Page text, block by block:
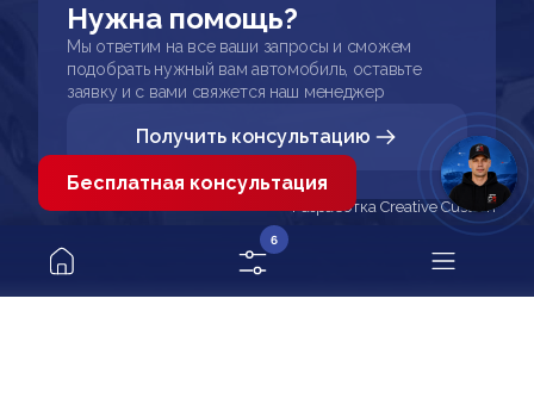
Нужна помощь?
Мы ответим на все ваши запросы и сможем
подобрать нужный вам автомобиль, оставьте
заявку и с вами свяжется наш менеджер
Получить консультацию
Разработка Creative Custom
6
Бесплатная консультация